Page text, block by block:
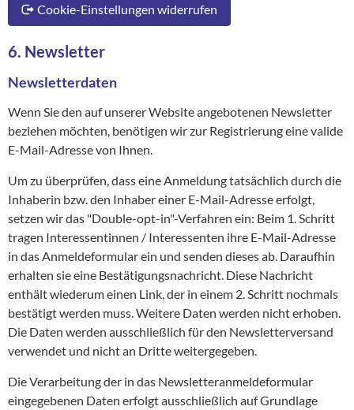
Cookie-Einstellungen widerrufen
6. Newsletter
Newsletterdaten
Wenn Sie den auf unserer Website angebotenen Newsletter
beziehen möchten, benötigen wir zur Registrierung eine valide
E-Mail-Adresse von Ihnen.
Um zu überprüfen, dass eine Anmeldung tatsächlich durch die
Inhaberin bzw. den Inhaber einer E-Mail-Adresse erfolgt,
setzen wir das "Double-opt-in"-Verfahren ein: Beim 1. Schritt
tragen Interessentinnen / Interessenten ihre E-Mail-Adresse
in das Anmeldeformular ein und senden dieses ab. Daraufhin
erhalten sie eine Bestätigungsnachricht. Diese Nachricht
enthält wiederum einen Link, der in einem 2. Schritt nochmals
bestätigt werden muss. Weitere Daten werden nicht erhoben.
Die Daten werden ausschließlich für den Newsletterversand
verwendet und nicht an Dritte weitergegeben.
Die Verarbeitung der in das Newsletteranmeldeformular
eingegebenen Daten erfolgt ausschließlich auf Grundlage